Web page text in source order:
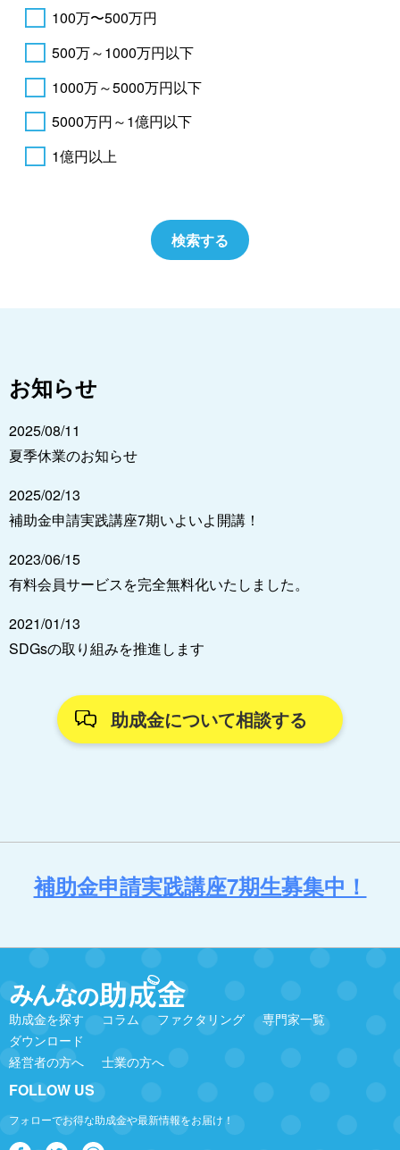
100万〜500万円
500万～1000万円以下
1000万～5000万円以下
5000万円～1億円以下
1億円以上
お知らせ
2025/08/11
夏季休業のお知らせ
2025/02/13
補助金申請実践講座7期いよいよ開講！
2023/06/15
有料会員サービスを完全無料化いたしました。
2021/01/13
SDGsの取り組みを推進します
助成金について相談する
補助金申請実践講座7期生募集中！
助成金を探す コラム ファクタリング
専門家一覧
ダウンロード
経営者の方へ
士業の方へ
FOLLOW US
フォローでお得な助成金や最新情報をお届け！